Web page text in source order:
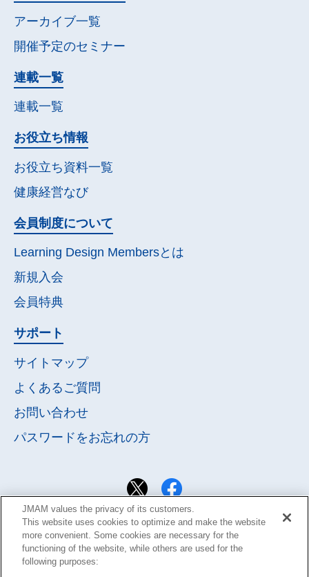
アーカイブ一覧
開催予定のセミナー
連載一覧
連載一覧
お役立ち情報
お役立ち資料一覧
健康経営なび
会員制度について
Learning Design Membersとは
新規入会
会員特典
サポート
サイトマップ
よくあるご質問
お問い合わせ
パスワードをお忘れの方
JMAM values the privacy of its customers.
This website uses cookies to optimize and make the website
more convenient. Some cookies are necessary for the
functioning of the website, while others are used for the
following purposes: